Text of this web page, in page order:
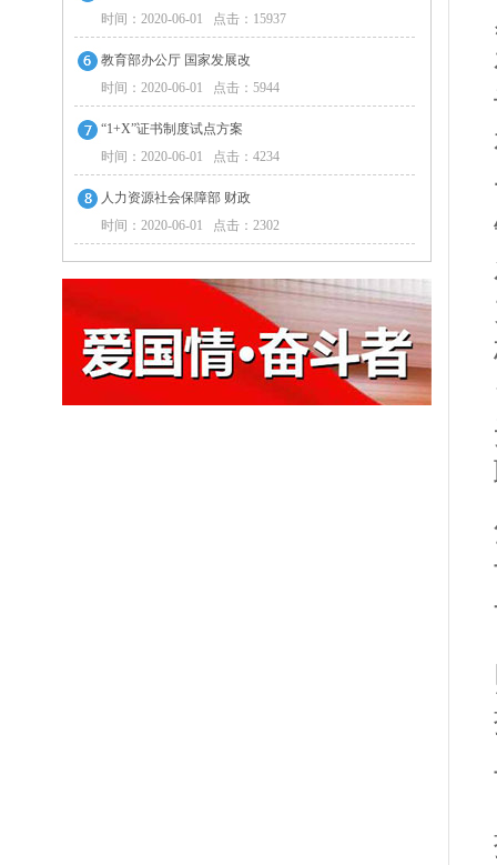
时间：2020-06-01 点击：15937
教育部办公厅 国家发展改
时间：2020-06-01 点击：5944
“1+X”证书制度试点方案
时间：2020-06-01 点击：4234
人力资源社会保障部 财政
时间：2020-06-01 点击：2302